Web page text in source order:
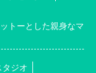
トーとした親身なマ
ジオ